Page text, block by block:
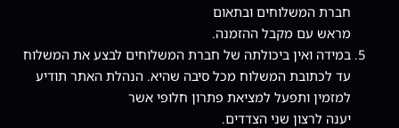
חברת המשלוחים ובתאום
מראש עם מקבל ההזמנה.
במידה ואין ביכולתה של חברת המשלוחים לבצע את המשלוח
עד לכתובת המשלוח מכל סיבה שהיא. הנהלת האתר תודיע
למזמין ותפעל למציאת פתרון חלופי אשר
יענה לרצון שני הצדדים.